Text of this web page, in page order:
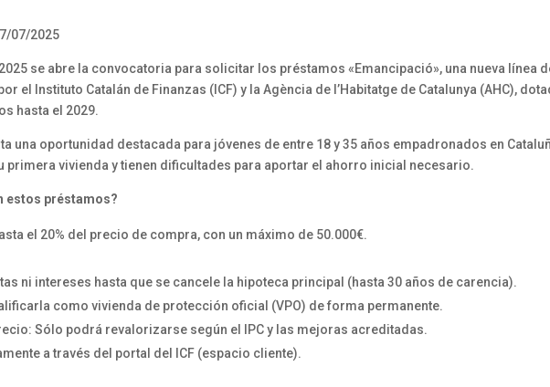
07/2025
se abre la convocatoria para solicitar los préstamos «Emancipació», una nueva línea
el Instituto Catalán de Finanzas (ICF) y la Agència de l’Habitatge de Catalunya (AHC),
hasta el 2029.
una oportunidad destacada para jóvenes de entre 18 y 35 años empadronados en
primera vivienda y tienen dificultades para aportar el ahorro inicial necesario.
estos préstamos?
el 20% del precio de compra, con un máximo de 50.000€.
ni intereses hasta que se cancele la hipoteca principal (hasta 30 años de carencia).
como vivienda de protección oficial (VPO) de forma permanente.
Sólo podrá revalorizarse según el IPC y las mejoras acreditadas.
a través del portal del ICF (espacio cliente).